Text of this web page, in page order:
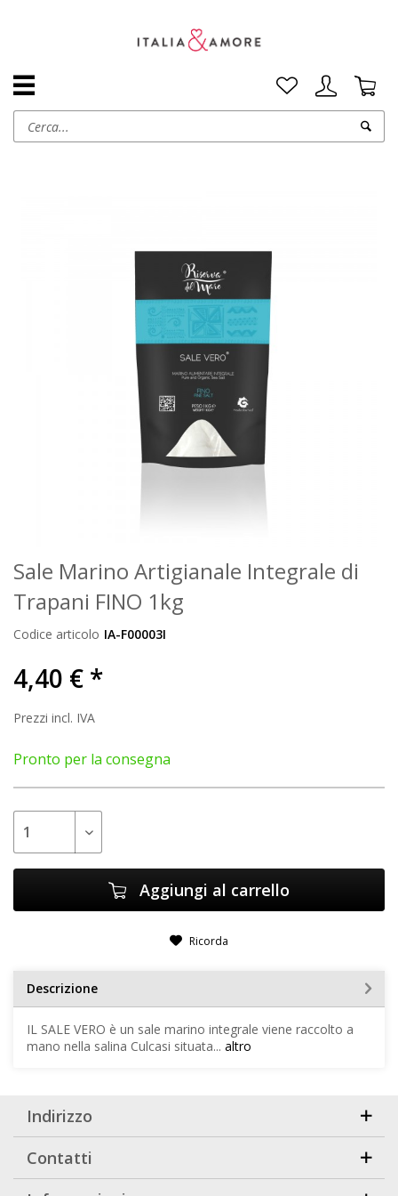
Sale Marino Artigianale Integrale di
Trapani FINO 1kg
Codice articolo IA-F00003I
4,40 € *
Prezzi incl. IVA
Pronto per la consegna
Aggiungi al carrello
Ricorda
Descrizione
IL SALE VERO è un sale marino integrale viene raccolto a
mano nella salina Culcasi situata... altro
Indirizzo
Contatti